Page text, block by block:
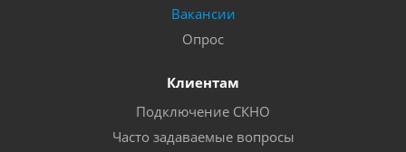
Вакансии
Опрос
Клиентам
Подключение СКНО
Часто задаваемые вопросы